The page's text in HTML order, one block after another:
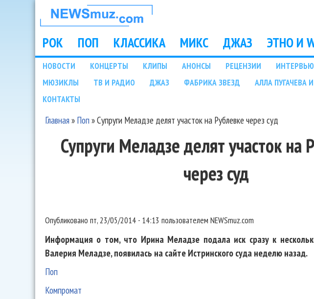
НОВОСТИ
МУЗЫКИ И
ШОУ БИЗНЕСА
NEWSMUZ.COM
Main menu
РОК ПОП КЛАССИКА МИКС ДЖАЗ ЭТНО И
Подразделы
НОВОСТИ КОНЦЕРТЫ КЛИПЫ АНОНСЫ РЕЦЕНЗИИ ИНТЕРВЬЮ
МЮЗИКЛЫ
ТВ И РАДИО ДЖАЗ ФАБРИКА ЗВЕЗД АЛЛА ПУГАЧЕВА
КОНТАКТЫ
Главная» Поп»Супруги Меладзе делят участок на Рублевке через суд
Супруги Меладзе делят участок на
через суд
Опубликовано пт, 23/05/2014 - 14:13 пользователем NEWSmuz.com
Информация о том, что Ирина Меладзе подала иск сразу к
Валерия Меладзе, появилась на сайте Истринского суда неделю назад.
Поп
Компромат